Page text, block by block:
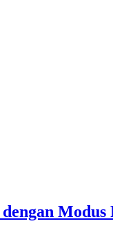
Modus